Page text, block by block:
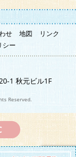
せ 地図
リンク
シー
1 秋元ビル1F
Reserved.